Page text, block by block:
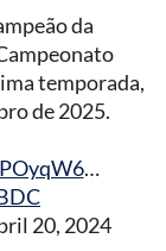
da
temporada,
de 2025.
…
20, 2024